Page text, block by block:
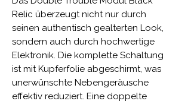
Relic überzeugt nicht nur durch
seinen authentisch gealterten Look,
sondern auch durch hochwertige
Elektronik. Die komplette Schaltung
ist mit Kupferfolie abgeschirmt, was
unerwünschte Nebengeräusche
effektiv reduziert. Eine doppelte